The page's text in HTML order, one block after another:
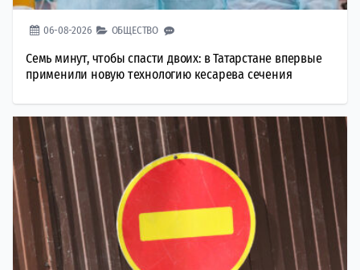
06-08-2026 ОБЩЕСТВО
Семь минут, чтобы спасти двоих: в Татарстане впервые
применили новую технологию кесарева сечения